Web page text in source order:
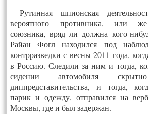
Рутинная шпионская
вероятного противника, или же
союзника, вряд ли должна кого-
Райан Фогл находился под
контрразведки с весны 2011 года,
в Россию. Следили за ним и тогда,
сидении автомобиля
диппредставительства, и тогда,
парик и одежду, отправился на
Москвы, где и был задержан.